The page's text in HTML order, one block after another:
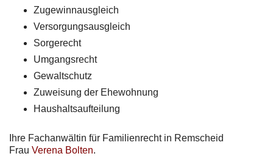
Zugewinnausgleich
Versorgungsausgleich
Sorgerecht
Umgangsrecht
Gewaltschutz
Zuweisung der Ehewohnung
Haushaltsaufteilung
Ihre Fachanwältin für Familienrecht in Remscheid
Frau Verena Bolten.